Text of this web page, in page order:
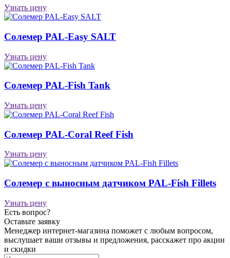
Узнать цену
Солемер PAL-Easy SALT
Узнать цену
Солемер PAL-Fish Tank
Узнать цену
Солемер PAL-Coral Reef Fish
Узнать цену
Солемер с выносным датчиком PAL-Fish Fillets
Узнать цену
Есть вопрос?
Оставьте заявку
Менеджер интернет-магазина поможет с любым вопросом,
выслушает ваши отзывы и предложения, расскажет про акции
и скидки